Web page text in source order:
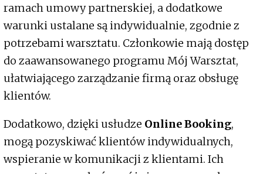
ramach umowy partnerskiej, a dodatkowe
warunki ustalane są indywidualnie, zgodnie z
potrzebami warsztatu. Członkowie mają dostęp
do zaawansowanego programu Mój Warsztat,
ułatwiającego zarządzanie firmą oraz obsługę
klientów.
Dodatkowo, dzięki usłudze Online Booking,
mogą pozyskiwać klientów indywidualnych,
wspieranie w komunikacji z klientami. Ich